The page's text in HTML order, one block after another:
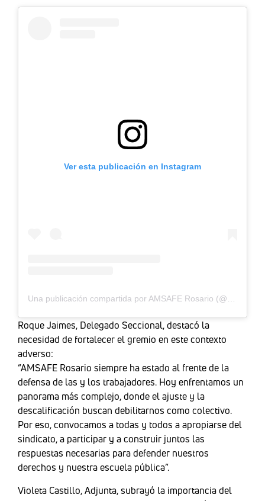
Ver esta publicación en Instagram
Roque Jaimes, Delegado Seccional, destacó la
necesidad de fortalecer el gremio en este contexto
adverso:
“AMSAFE Rosario siempre ha estado al frente de la
defensa de las y los trabajadores. Hoy enfrentamos un
panorama más complejo, donde el ajuste y la
descalificación buscan debilitarnos como colectivo.
Por eso, convocamos a todas y todos a apropiarse del
sindicato, a participar y a construir juntos las
respuestas necesarias para defender nuestros
derechos y nuestra escuela pública”.
Violeta Castillo, Adjunta, subrayó la importancia del